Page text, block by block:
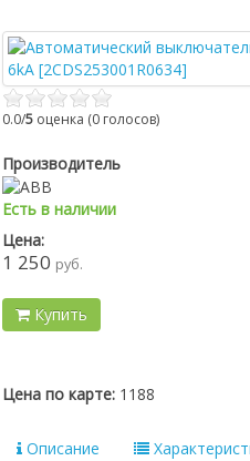
0.0/5 оценка (0 голосов)
Производитель
Есть в наличии
Цена:
1 250 руб.
Купить
Цена по карте: 1188
Описание